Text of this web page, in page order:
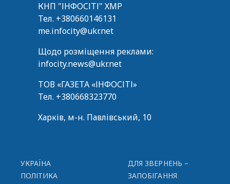
КНП "ІНФОСІТІ" ХМР
Тел. +380660146131
me.infocity@ukr.net
Щодо розміщення реклами:
infocity.news@ukr.net
ТОВ «ГАЗЕТА «ІНФОСІТІ»
Тел. +380668323770
Харків, м-н. Павлівський, 10
УКРАЇНА
ПОЛІТИКА
ДЛЯ ЗВЕРНЕНЬ –
ЗАПОБІГАННЯ